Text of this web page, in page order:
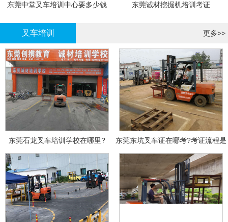
东莞中堂叉车培训中心要多少钱 东莞诚材挖掘机培训考证
叉车培训 更多>>
东莞石龙叉车培训学校在哪里?
东莞东坑叉车证在哪考?考证流程是
什么?需要什么资料?